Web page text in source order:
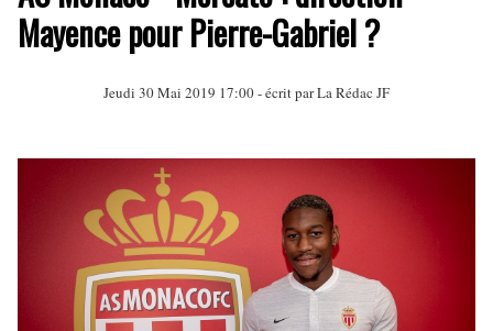
Mayence pour Pierre-Gabriel ?
Jeudi 30 Mai 2019 17:00 - écrit par La Rédac JF